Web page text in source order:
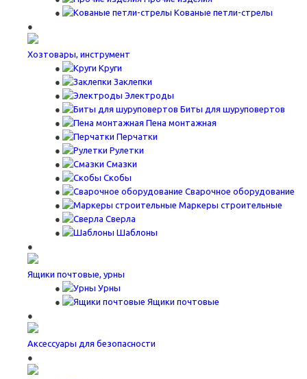
Кованые петли-стрелы
Хозтовары, инструмент
Круги
Заклепки
Электроды
Биты для шуруповертов
Пена монтажная
Перчатки
Рулетки
Смазки
Скобы
Сварочное оборудование
Маркеры строительные
Сверла
Шаблоны
Ящики почтовые, урны
Урны
Ящики почтовые
Аксессуары для безопасности